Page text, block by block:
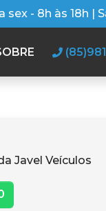
sex - 8h às 18h |
Javel Veículos